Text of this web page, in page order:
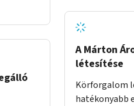
járók
vezetésével.
A Márton
létesítése
Körforgalom
hatékonyabb